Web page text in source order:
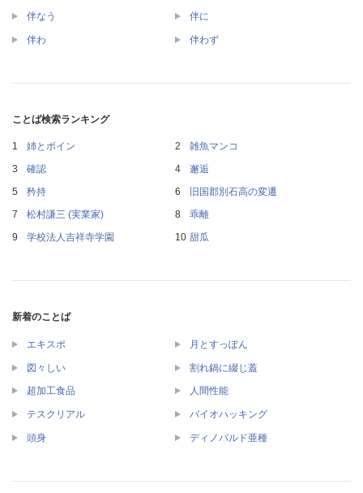
伴なう 伴に
伴わ 伴わず
ことば検索ランキング
姉とボイン
雑魚マンコ
確認
邂逅
矜持
旧国郡別石高の変遷
松村謙三 (実業家)
乖離
学校法人吉祥寺学園
甜瓜
新着のことば
エキスポ 月とすっぽん
図々しい 割れ鍋に綴じ蓋
超加工食品 人間性能
テスクリアル バイオハッキング
頭身 ディノバルド亜種